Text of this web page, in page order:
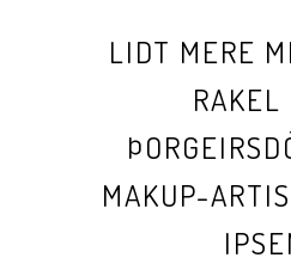
LIDT MERE
RAKEL
MAKUP-